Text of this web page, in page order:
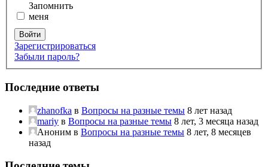
Запомнить
меня
Войти
Зарегистрироваться
Забыли пароль?
Последние ответы
zhanofka в Вопросы на разные темы 8 лет назад
mariy в Вопросы на разные темы 8 лет, 3 месяца назад
Аноним в Вопросы на разные темы 8 лет, 8 месяцев
назад